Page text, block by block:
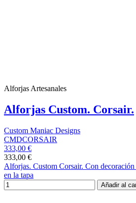
Alforjas Artesanales
Alforjas Custom. Corsair.
Custom Maniac Designs
CMDCORSAIR
333,00 €
333,00 €
Alforjas. Custom Corsair. Con
en la tapa
Añadir al